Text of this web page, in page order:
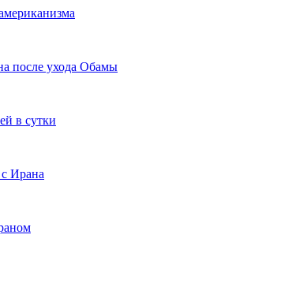
после ухода Обамы
в сутки
Ирана